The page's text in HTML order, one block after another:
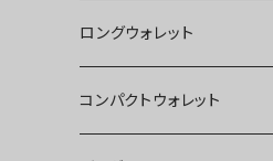
ロングウォレット
コンパクトウォレット